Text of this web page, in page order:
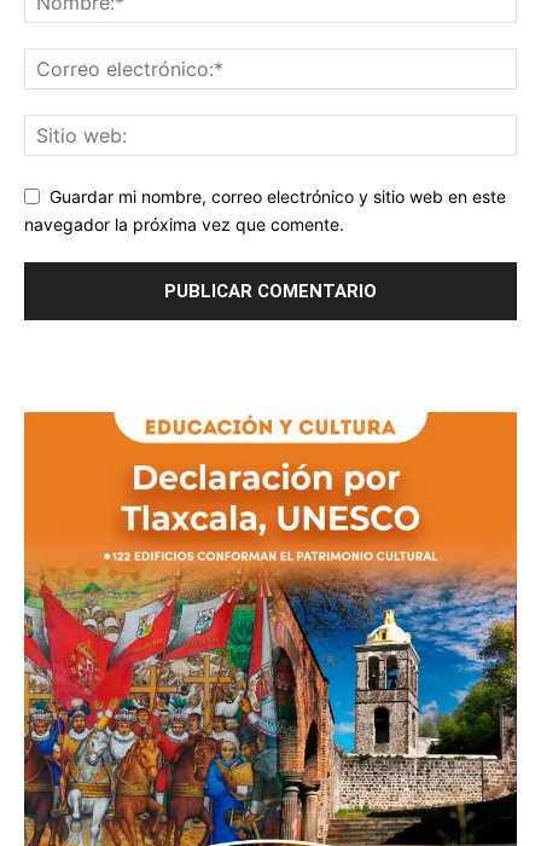
Guardar mi nombre, correo electrónico y sitio web en este
navegador la próxima vez que comente.